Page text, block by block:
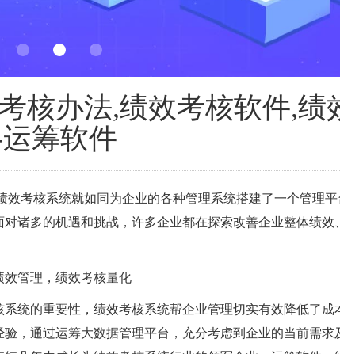
核办法,绩效考核软件,绩
筹软件
考核系统就如同为企业的各种管理系统搭建了一个管理
诸多的机遇和挑战，许多企业都在探索改善企业整体绩效
管理，绩效考核量化
统的重要性，绩效考核系统帮企业管理切实有效降低了成
，通过运筹大数据管理平台，充分考虑到企业的当前需求